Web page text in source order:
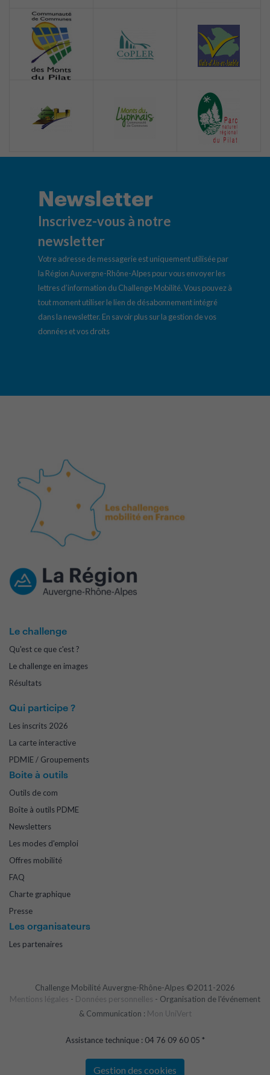
Newsletter
Inscrivez-vous à notre
newsletter
Votre adresse de messagerie est uniquement utilisée par
la Région Auvergne-Rhône-Alpes pour vous envoyer les
lettres d’information du Challenge Mobilité. Vous pouvez à
tout moment utiliser le lien de désabonnement intégré
dans la newsletter. En savoir plus sur la gestion de vos
données et vos droits
Le challenge
Qu'est ce que c'est ?
Le challenge en images
Résultats
Qui participe ?
Les inscrits 2026
La carte interactive
PDMIE / Groupements
Boite à outils
Outils de com
Boîte à outils PDME
Newsletters
Les modes d'emploi
Offres mobilité
FAQ
Charte graphique
Presse
Les organisateurs
Les partenaires
Challenge Mobilité Auvergne-Rhône-Alpes ©2011-2026
Mentions légales - Données personnelles - Organisation de l'événement
& Communication : Mon UniVert
Assistance technique : 04 76 09 60 05 *
Gestion des cookies